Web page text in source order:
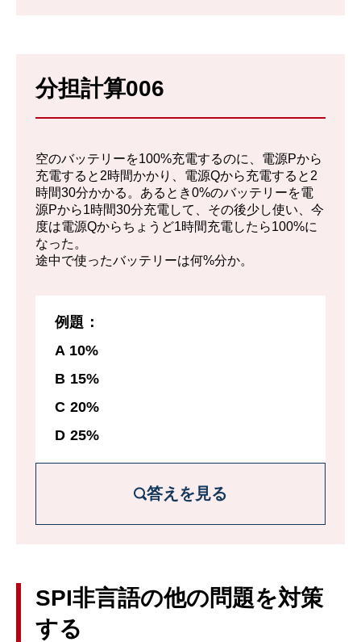
電した。つまりA地点を出た時に電気自動車
の容量は90%だった。B地点で容量を100%
にするのに20分かかっており、充電した容
量は20/80=25%分。つまりゴール地点Bの
充電開始時点で容量は75%に減っていた。
つまりAからBで使った容量は90 – 75 =
15%分である。
分担計算006
空のバッテリーを100%充電するのに、電源Pから
充電すると2時間かかり、電源Qから充電すると2
時間30分かかる。あるとき0%のバッテリーを電
源Pから1時間30分充電して、その後少し使い、今
度は電源Qからちょうど1時間充電したら100%に
なった。
途中で使ったバッテリーは何%分か。
例題：
A 10%
B 15%
C 20%
D 25%
答えを見る
最初に充電できた量は全体の75%である。
また2回目にQから充電した際、100%にす
SPI非言語の他の問題を対策
する